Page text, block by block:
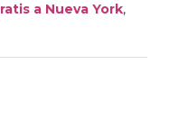
a Nueva York,